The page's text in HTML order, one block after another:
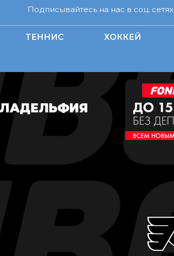
Подписывайтесь на нас в соц. сетях
ТЕННИС ХОККЕЙ